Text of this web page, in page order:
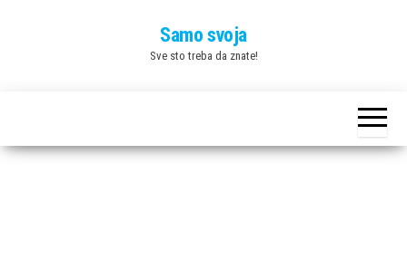
Samo svoja
Sve sto treba da znate!